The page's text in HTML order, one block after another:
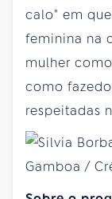
calo" em
feminina na
mulher
como
respeitadas